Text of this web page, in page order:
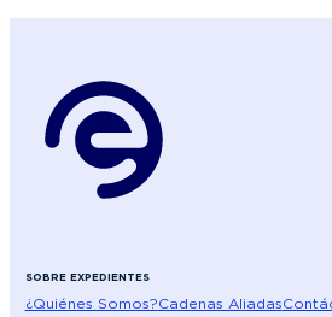
SOBRE EXPEDIENTES
¿Quiénes Somos?Cadenas Aliadas